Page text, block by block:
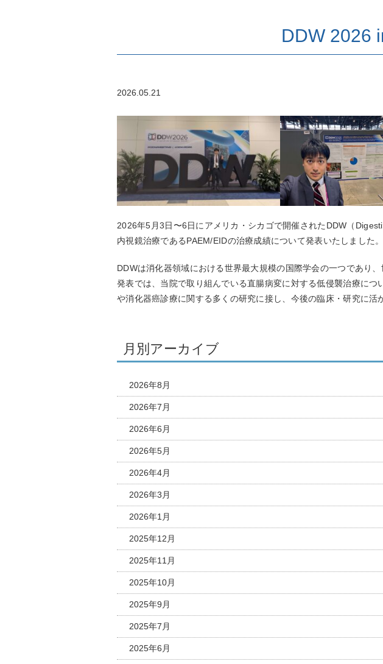
DDW 2026
2026.05.21
2026年5 月3日〜6日にアメリカ・シカゴで開催された DDW （
内視鏡治療であるPAEM/EIDの治療成績について発表いたしました。
DDWは消化器領域における世界最大規模の国際学会の一つであり
発表では、当院で取り組んでいる直腸病変に対する低侵襲治療に
や消化器癌診療に関する多くの研究に接し、今後の臨床・研究に活
月別アーカイブ
2026年8月
2026年7月
2026年6月
2026年5月
2026年4月
2026年3月
2026年1月
2025年12月
2025年11月
2025年10月
2025年9月
2025年7月
2025年6月